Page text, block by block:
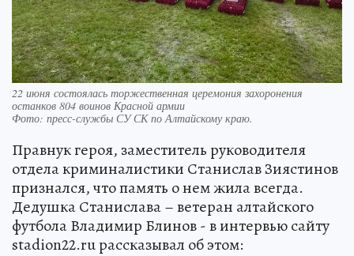
22 июня состоялась торжественная церемония захоронения
останков 804 воинов Красной армии
Фото: пресс-службы СУ СК по Алтайскому краю.
Правнук героя, заместитель руководителя
отдела криминалистики Станислав Зиястинов
признался, что память о нем жила всегда.
Дедушка Станислава – ветеран алтайского
футбола Владимир Блинов - в интервью сайту
stadion22.ru рассказывал об этом: